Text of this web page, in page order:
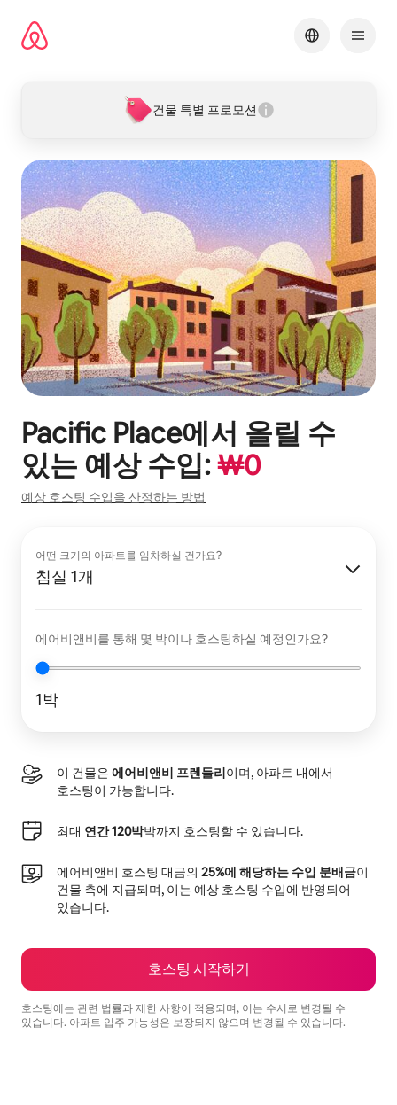
바로가기
건물 특별 프로모션
Pacific Place에서 올릴 수
있는 예상 수입:₩0
예상 호스팅 수입을 산정하는 방법
어떤 크기의 아파트를 임차하실 건가요?
침실 1개
에어비앤비를 통해 몇 박이나 호스팅하실 예정인가요?
1박
이 건물은 에어비앤비 프렌들리이며, 아파트 내에서
호스팅이 가능합니다.
최대 연간 120박박까지 호스팅할 수 있습니다.
에어비앤비 호스팅 대금의 25%에 해당하는 수입 분배금이
건물 측에 지급되며, 이는 예상 호스팅 수입에 반영되어
있습니다.
호스팅 시작하기
호스팅에는 관련 법률과 제한 사항이 적용되며, 이는 수시로 변경될 수
있습니다. 아파트 입주 가능성은 보장되지 않으며 변경될 수 있습니다.